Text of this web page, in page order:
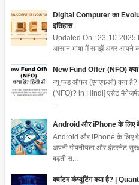
Digital Computer का
इतिहास
Updated On : 23-10-
आसान भाषा में समझें अगर आपने
New Fund Offer (NFO)
न्यू फंड ऑफर (एनएफओ) क्या है?
(NFO)? in Hindi] एसेट मैनेजमेंट
Android और iPhone के लिए
Android और iPhone के लिए
अपनी गोपनीयता और इंटरनेट
बढ़ती स...
क्वांटम कंप्यूटिंग क्या है? |